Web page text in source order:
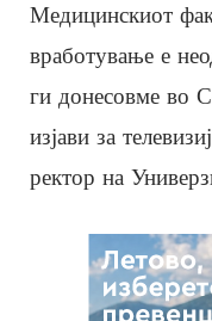
Медицинскиот
вработување е
ги донесовме во
изјави за
ректор на